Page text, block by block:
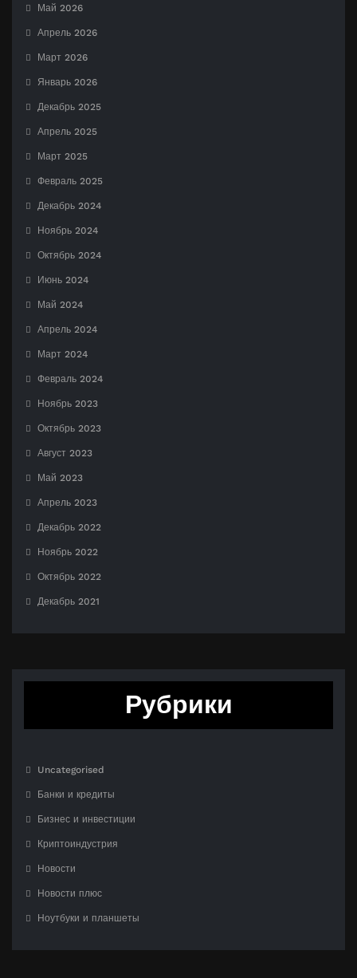
Май 2026
Апрель 2026
Март 2026
Январь 2026
Декабрь 2025
Апрель 2025
Март 2025
Февраль 2025
Декабрь 2024
Ноябрь 2024
Октябрь 2024
Июнь 2024
Май 2024
Апрель 2024
Март 2024
Февраль 2024
Ноябрь 2023
Октябрь 2023
Август 2023
Май 2023
Апрель 2023
Декабрь 2022
Ноябрь 2022
Октябрь 2022
Декабрь 2021
Рубрики
Uncategorised
Банки и кредиты
Бизнес и инвестиции
Криптоиндустрия
Новости
Новости плюс
Ноутбуки и планшеты